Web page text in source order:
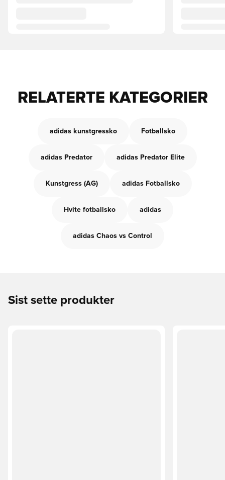
RELATERTE KATEGORIER
adidas kunstgressko Fotballsko
adidas Predator adidas Predator Elite
Kunstgress (AG) adidas Fotballsko
Hvite fotballsko adidas
adidas Chaos vs Control
Sist sette produkter